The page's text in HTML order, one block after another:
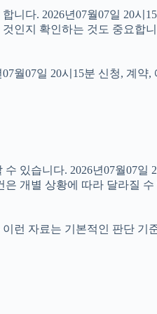
다. 2026년07월07일 20시
인지 확인하는 것도 중요합
월07일 20시15분 신청, 계약
수 있습니다. 2026년07월07일
개별 상황에 따라 달라질 수
런 자료는 기본적인 판단